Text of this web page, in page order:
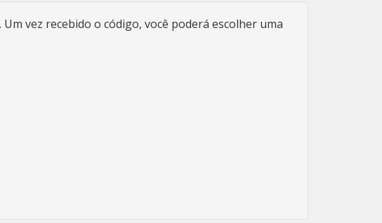
vez recebido o código, você poderá escolher uma